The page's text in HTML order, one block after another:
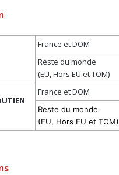
France et DOM
Reste du monde
(EU, Hors EU et TOM)
France et DOM
Reste du monde
(EU, Hors EU et TOM)